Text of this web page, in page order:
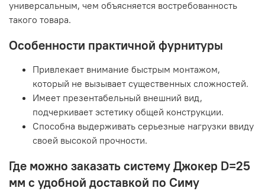
универсальным, чем объясняется востребованность
такого товара.
Особенности практичной фурнитуры
Привлекает внимание быстрым монтажом,
который не вызывает существенных сложностей.
Имеет презентабельный внешний вид,
подчеркивает эстетику общей конструкции.
Способна выдерживать серьезные нагрузки ввиду
своей высокой прочности.
Где можно заказать систему Джокер D=25
мм с удобной доставкой по Симу